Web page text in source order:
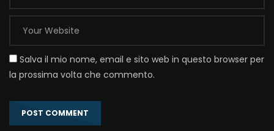
Salva il mio nome, email e sito web in questo browser per
la prossima volta che commento.